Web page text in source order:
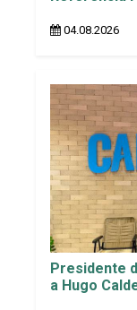
04.08.2026
Presidente
a Hugo